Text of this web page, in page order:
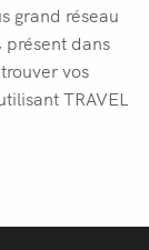
grand réseau
présent dans
vos
TRAVEL